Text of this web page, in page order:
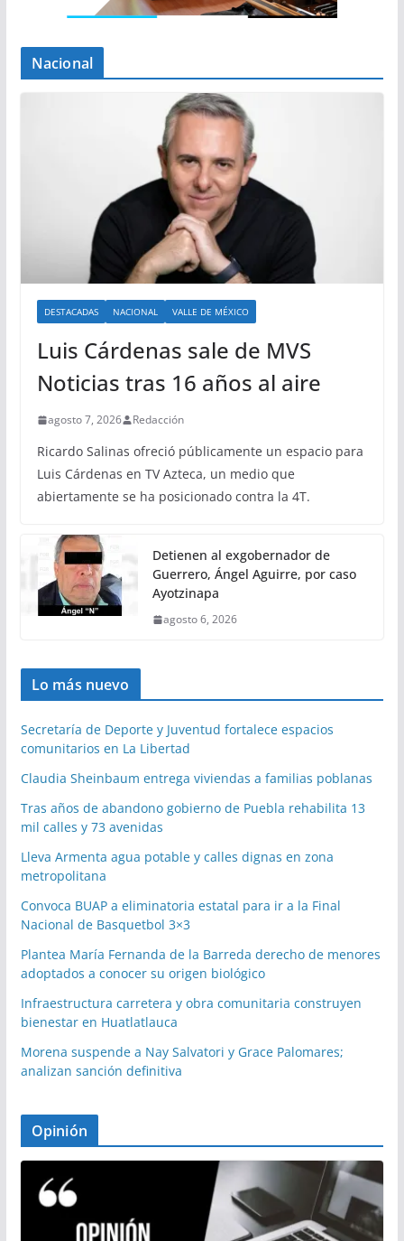
Nacional
DESTACADAS NACIONAL VALLE DE MÉXICO
Luis Cárdenas sale de MVS
Noticias tras 16 años al aire
agosto 7, 2026 Redacción
Ricardo Salinas ofreció públicamente un espacio para
Luis Cárdenas en TV Azteca, un medio que
abiertamente se ha posicionado contra la 4T.
Detienen al exgobernador de
Guerrero, Ángel Aguirre, por caso
Ayotzinapa
agosto 6, 2026
Lo más nuevo
Secretaría de Deporte y Juventud fortalece espacios
comunitarios en La Libertad
Claudia Sheinbaum entrega viviendas a familias poblanas
Tras años de abandono gobierno de Puebla rehabilita 13
mil calles y 73 avenidas
Lleva Armenta agua potable y calles dignas en zona
metropolitana
Convoca BUAP a eliminatoria estatal para ir a la Final
Nacional de Basquetbol 3×3
Plantea María Fernanda de la Barreda derecho de menores
adoptados a conocer su origen biológico
Infraestructura carretera y obra comunitaria construyen
bienestar en Huatlatlauca
Morena suspende a Nay Salvatori y Grace Palomares;
analizan sanción definitiva
Opinión